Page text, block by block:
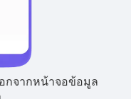
กจากหน้าจอข้อมูล